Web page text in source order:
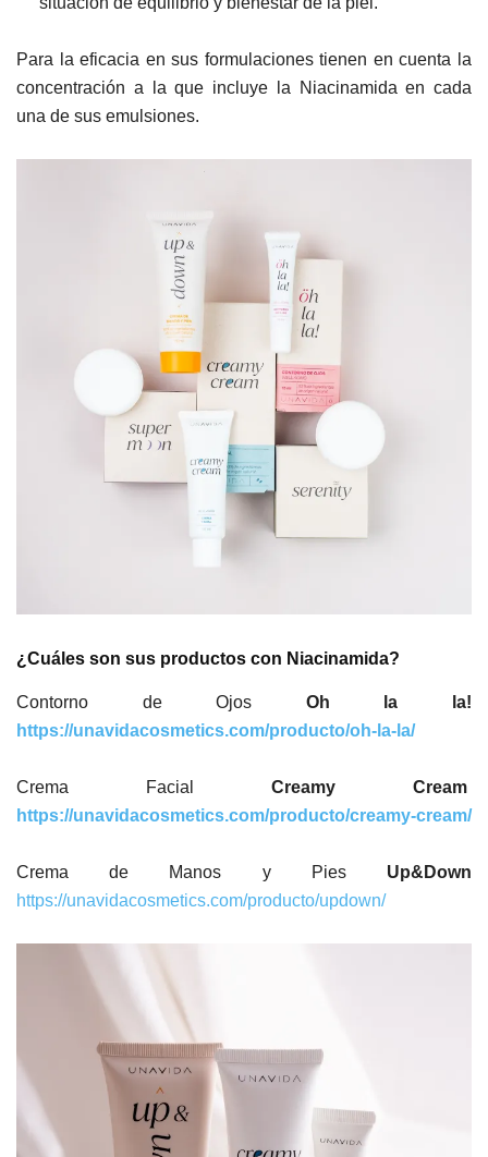
Para la eficacia en sus formulaciones tienen en cuenta la
concentración a la que incluye la Niacinamida en cada
una de sus emulsiones.
¿Cuáles son sus productos con Niacinamida?
Contorno de Ojos Oh la la!
https://unavidacosmetics.com/producto/oh-la-la/
Crema Facial Creamy Cream
https://unavidacosmetics.com/producto/creamy-cream/
Crema de Manos y Pies Up&Down
https://unavidacosmetics.com/producto/updown/